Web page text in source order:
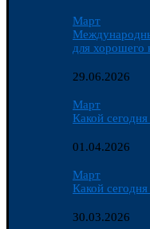
Март
для хорошего
29.06.2026
Март
Какой
01.04.2026
Март
Какой
30.03.2026